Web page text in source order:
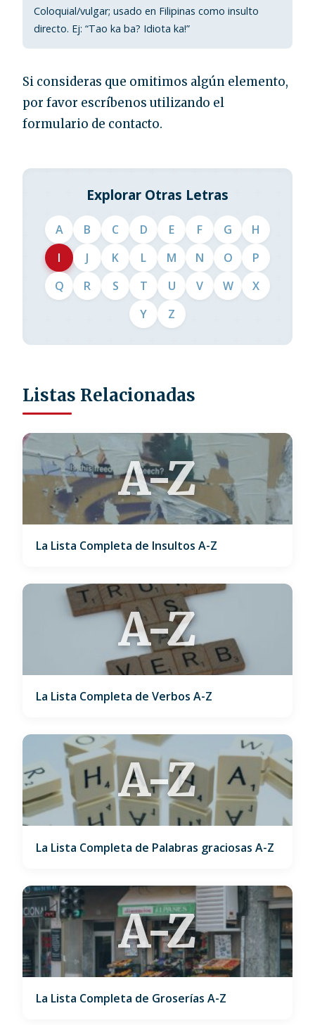
Coloquial/vulgar; usado en Filipinas como insulto
directo. Ej: “Tao ka ba? Idiota ka!”
Si consideras que omitimos algún elemento,
por favor escríbenos utilizando el
formulario de contacto.
Explorar Otras Letras
A B C D E F G
H
I
J K L M N O
P
Q
R S T U V W
X
Y
Z
Listas Relacionadas
A-Z
La Lista Completa de Insultos A-Z
A-Z
La Lista Completa de Verbos A-Z
A-Z
La Lista Completa de Palabras graciosas A-Z
A-Z
La Lista Completa de Groserías A-Z